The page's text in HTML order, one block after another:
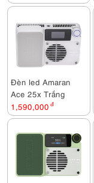
Đèn led Amaran
Ace 25x Trắng
1,590,000 đ